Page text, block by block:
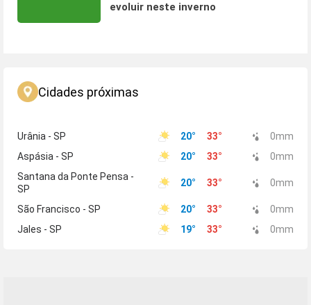
evoluir neste inverno
Cidades próximas
Urânia - SP 20° 33° 0mm
Aspásia - SP
20° 33° 0mm
Santana da Ponte Pensa -
SP
20° 33° 0mm
São Francisco - SP 20° 33° 0mm
Jales - SP
19° 33° 0mm